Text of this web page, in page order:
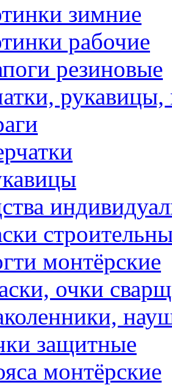
зимние
рабочие
резиновые
рукавицы,
монтёрские
очки
защитные
монтёрские